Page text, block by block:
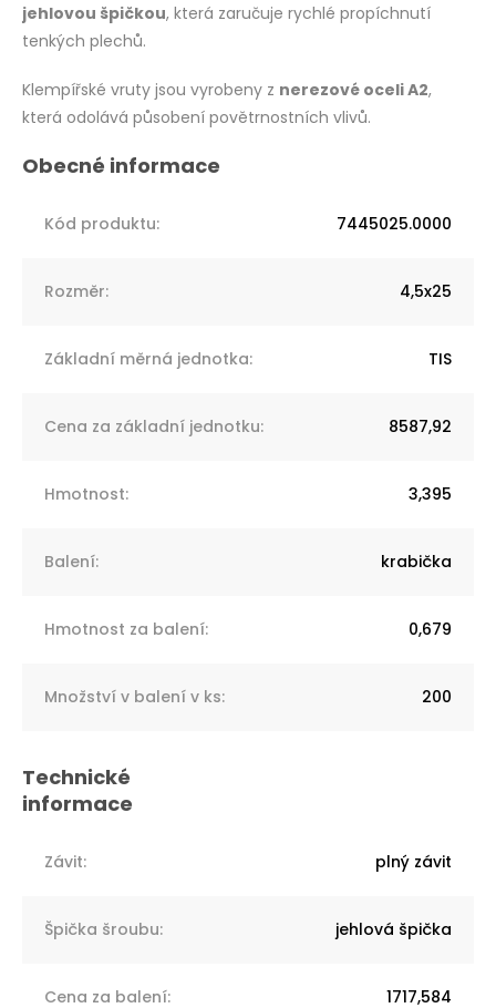
jehlovou špičkou, která zaručuje rychlé propíchnutí
tenkých plechů.
Klempířské vruty jsou vyrobeny z nerezové oceli A2,
která odolává působení povětrnostních vlivů.
Kód produktu: 7445025.0000
Rozměr: 4,5x25
Základní měrná jednotka: TIS
Cena za základní jednotku: 8587,92
Hmotnost: 3,395
Balení: krabička
Hmotnost za balení: 0,679
Množství v balení v ks: 200
Závit: plný závit
Špička šroubu: jehlová špička
Cena za balení: 1717,584